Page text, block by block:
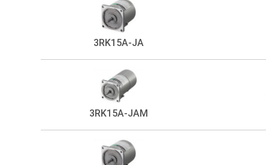
3RK15A-JA
3RK15A-JAM